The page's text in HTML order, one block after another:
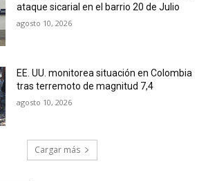
ataque sicarial en el barrio 20 de Julio
agosto 10, 2026
EE. UU. monitorea situación en Colombia
tras terremoto de magnitud 7,4
agosto 10, 2026
Cargar más